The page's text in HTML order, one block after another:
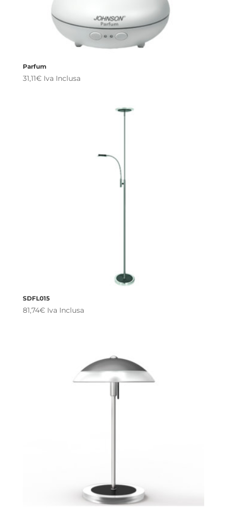
Parfum
31,11€ Iva Inclusa
SDFL015
81,74€ Iva Inclusa